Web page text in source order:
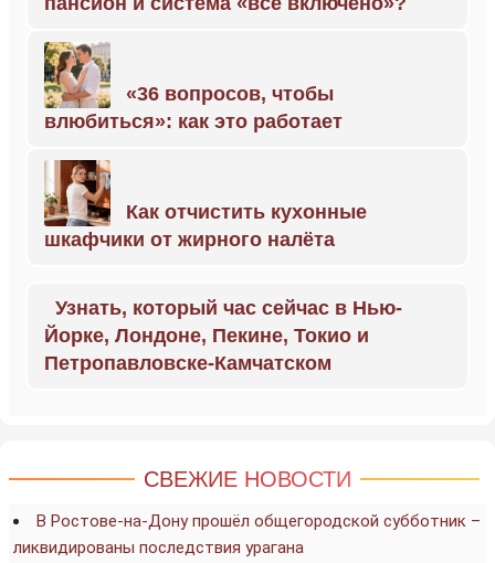
«36 вопросов, чтобы
влюбиться»: как это работает
Как отчистить кухонные
шкафчики от жирного налёта
Узнать, который час сейчас в Нью-
Йорке, Лондоне, Пекине, Токио и
Петропавловске-Камчатском
СВЕЖИЕ НОВОСТИ
В Ростове-на-Дону прошёл общегородской субботник –
ликвидированы последствия урагана